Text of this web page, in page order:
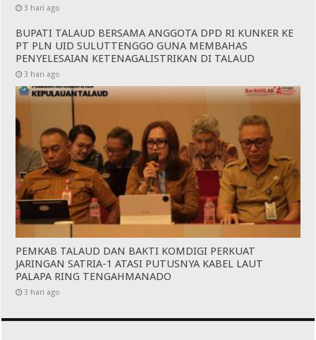
3 hari ago
BUPATI TALAUD BERSAMA ANGGOTA DPD RI KUNKER KE
PT PLN UID SULUTTENGGO GUNA MEMBAHAS
PENYELESAIAN KETENAGALISTRIKAN DI TALAUD
3 hari ago
PEMKAB TALAUD DAN BAKTI KOMDIGI PERKUAT
JARINGAN SATRIA-1 ATASI PUTUSNYA KABEL LAUT
PALAPA RING TENGAHMANADO
3 hari ago